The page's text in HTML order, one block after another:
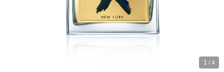
1 / 4